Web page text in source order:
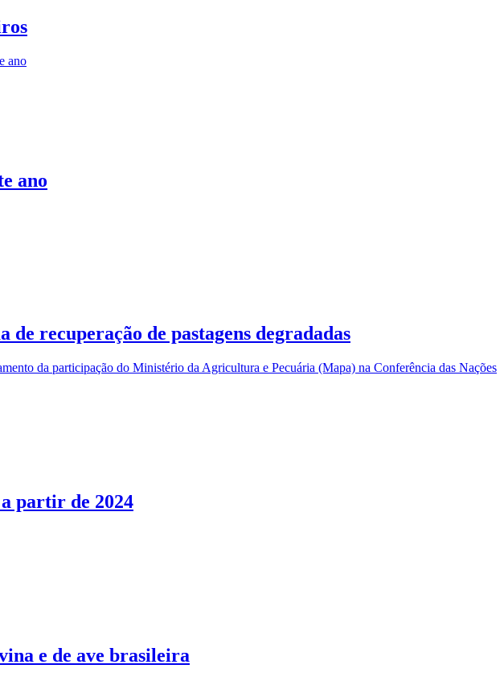
ano
ano
recuperação de pastagens degradadas
da participação do Ministério da Agricultura e Pecuária (Mapa) na Conferência das Nações
a partir de 2024
e de ave brasileira